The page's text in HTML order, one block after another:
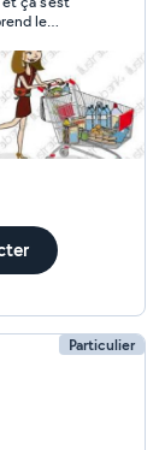
le
Particulier